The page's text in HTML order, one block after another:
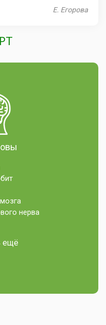
Е. Егорова
нерва
ещё